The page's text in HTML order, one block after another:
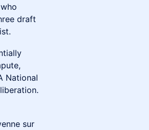
draft
National
sur